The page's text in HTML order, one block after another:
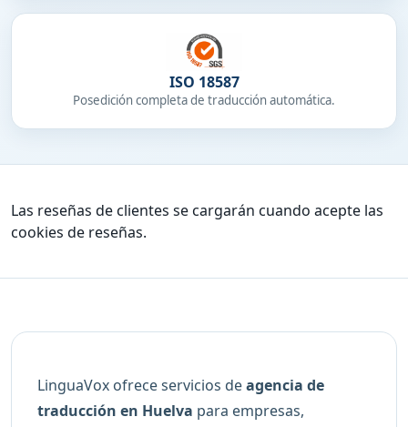
ISO 18587
Posedición completa de traducción automática.
Las reseñas de clientes se cargarán cuando acepte las
cookies de reseñas.
LinguaVox ofrece servicios deagencia de
traducción en Huelva para empresas,